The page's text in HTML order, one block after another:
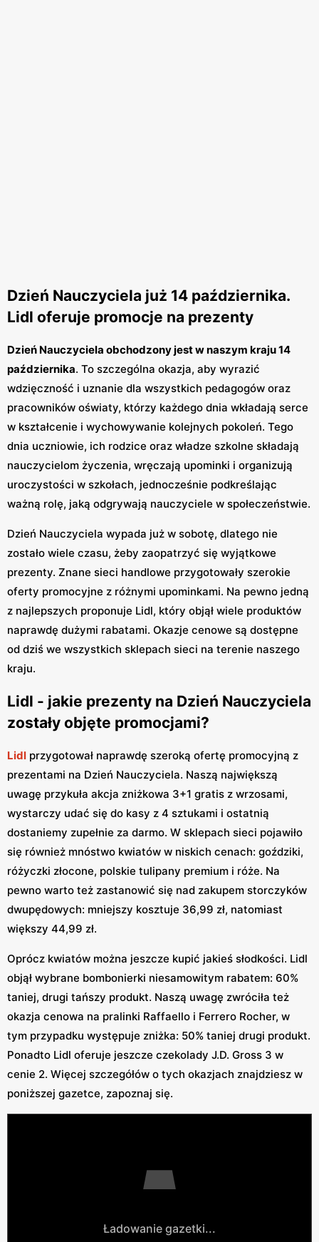
Dzień Nauczyciela już 14 października.
Lidl oferuje promocje na prezenty
Dzień Nauczyciela obchodzony jest w naszym kraju 14
października. To szczególna okazja, aby wyrazić
wdzięczność i uznanie dla wszystkich pedagogów oraz
pracowników oświaty, którzy każdego dnia wkładają serce
w kształcenie i wychowywanie kolejnych pokoleń. Tego
dnia uczniowie, ich rodzice oraz władze szkolne składają
nauczycielom życzenia, wręczają upominki i organizują
uroczystości w szkołach, jednocześnie podkreślając
ważną rolę, jaką odgrywają nauczyciele w społeczeństwie.
Dzień Nauczyciela wypada już w sobotę, dlatego nie
zostało wiele czasu, żeby zaopatrzyć się wyjątkowe
prezenty. Znane sieci handlowe przygotowały szerokie
oferty promocyjne z różnymi upominkami. Na pewno jedną
z najlepszych proponuje Lidl, który objął wiele produktów
naprawdę dużymi rabatami. Okazje cenowe są dostępne
od dziś we wszystkich sklepach sieci na terenie naszego
kraju.
Lidl - jakie prezenty na Dzień Nauczyciela
zostały objęte promocjami?
Lidl przygotował naprawdę szeroką ofertę promocyjną z
prezentami na Dzień Nauczyciela. Naszą największą
uwagę przykuła akcja zniżkowa 3+1 gratis z wrzosami,
wystarczy udać się do kasy z 4 sztukami i ostatnią
dostaniemy zupełnie za darmo. W sklepach sieci pojawiło
się również mnóstwo kwiatów w niskich cenach: goździki,
różyczki złocone, polskie tulipany premium i róże. Na
pewno warto też zastanowić się nad zakupem storczyków
dwupędowych: mniejszy kosztuje 36,99 zł, natomiast
większy 44,99 zł.
Oprócz kwiatów można jeszcze kupić jakieś słodkości. Lidl
objął wybrane bombonierki niesamowitym rabatem: 60%
taniej, drugi tańszy produkt. Naszą uwagę zwróciła też
okazja cenowa na pralinki Raffaello i Ferrero Rocher, w
tym przypadku występuje zniżka: 50% taniej drugi produkt.
Ponadto Lidl oferuje jeszcze czekolady J.D. Gross 3 w
cenie 2. Więcej szczegółów o tych okazjach znajdziesz w
poniższej gazetce, zapoznaj się.
Ładowanie gazetki...